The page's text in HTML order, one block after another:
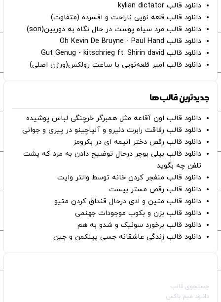
دانلود قالب kylian dictator
دانلود قالب قلعه نویی ناراحت و افسرده (متفاوت)
دانلود قالب مرد سیاه پوست در حال نگاه به دوربین(son)
دانلود قالب Oh Kevin De Bruyne - Paul Hand
دانلود قالب Gut Genug - kitschrieg ft. Shirin david
دانلود قالب امیر قلعه‌نویی با ساعت رولکس(ورژن اصلی)
جدیدترین قالب‌ها
دانلود قالب اون آقاعه مثل همبرگر خرچنگی لباس پوشیده
دانلود قالب رفاقت رابرت دنیرو و آلپاچینو در پیری و جوانی
دانلود قالب رقص دختر انیمه ای در بکرومز
دانلود قالب بیلی بوچر درحال توضیح دادن به مرد که پشت
تلفن چه بگوید
دانلود قالب منفجر کردن خانه توسط والتر وایت
دانلود قالب رقص مستر بیست
دانلود قالب متین و ادی درحال قنداق کردن متیو
دانلود قالب بزن و بکوب موجودات جهنمی
دانلود قالب برخورد سونیک و شدو به هم
دانلود قالب زندگی عاشقانه جسی پینکمن و جین
جستجوی قالب
دانلود میم باکس